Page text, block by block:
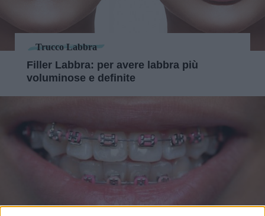
Trucco Labbra
Filler Labbra: per avere labbra più
voluminose e definite